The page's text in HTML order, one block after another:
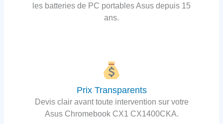
les batteries de PC portables Asus depuis 15
ans.
Prix Transparents
Devis clair avant toute intervention sur votre
Asus Chromebook CX1 CX1400CKA.